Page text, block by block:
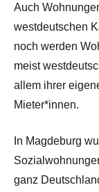
Auch
westdeutschen
noch werden
meist
allem ihrer
Mieter*innen.
In Magdeburg
ganz